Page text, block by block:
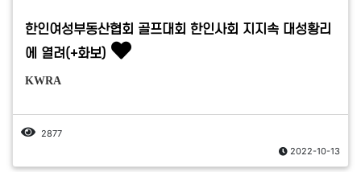
한인여성부동산협회 골프대회 한인사회 지지속 대성황리
에 열려(+화보)
KWRA
2877
2022-10-13